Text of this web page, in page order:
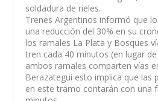
soldadura de rieles.
Trenes Argentinos informó que
una reducción del 30% en su
los ramales La Plata y Bosques
tren cada 40 minutos (en lugar
ambos ramales comparten vías
Berazategui esto implica que las
en este tramo contarán con una